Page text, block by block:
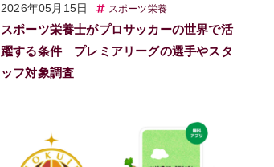
2026年05月15日 スポーツ栄養
スポーツ栄養士がプロサッカーの世界で活
躍する条件 プレミアリーグの選手やスタ
ッフ対象調査